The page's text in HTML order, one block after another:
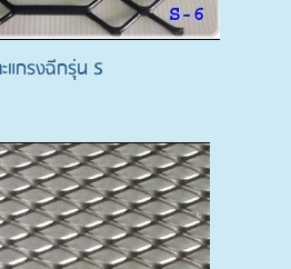
แกรงฉีกรุ่น S